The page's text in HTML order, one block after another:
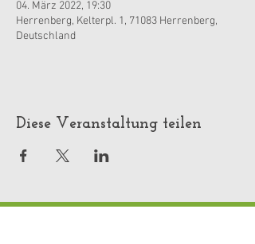
04. März 2022, 19:30
Herrenberg, Kelterpl. 1, 71083 Herrenberg,
Deutschland
Diese Veranstaltung teilen